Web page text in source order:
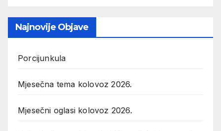
Najnovije Objave
Porcijunkula
Mjesečna tema kolovoz 2026.
Mjesečni oglasi kolovoz 2026.